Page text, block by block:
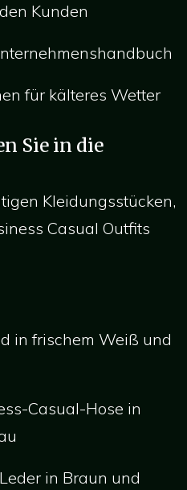
Kunden
für kälteres Wetter
Sie in die
Kleidungsstücken,
Casual Outfits
in frischem Weiß und
Casual-Hose in
in Braun und